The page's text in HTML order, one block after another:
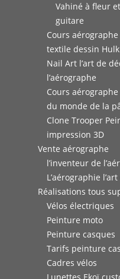
Vahiné à fleur
guitare
Cours
textile dessin
Nail Art l’art de
l’aérographe
Cours
du monde de la
Clone Trooper
impression 3D
Vente aérographe
l’inventeur de
L’aérographie
Réalisations tous
Vélos électriques
Peinture moto
Peinture casques
Tarifs peinture
Cadres vélos